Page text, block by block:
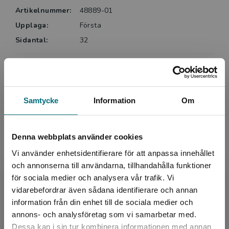
Samtycke Information Om
Denna webbplats använder cookies
Vi använder enhetsidentifierare för att anpassa innehållet
och annonserna till användarna, tillhandahålla funktioner
för sociala medier och analysera vår trafik. Vi
vidarebefordrar även sådana identifierare och annan
information från din enhet till de sociala medier och
annons- och analysföretag som vi samarbetar med.
Dessa kan i sin tur kombinera informationen med annan
Begränsad fraktregion
varje sida består av vardagliga ord, lätta att ta till sig
i sammanhanget och enkla att läsa.
Artikelnummer:
48889-01
Upplaga:
Första
Sidantal:
32
Upphovspersoner
Författare
Linda Ågren